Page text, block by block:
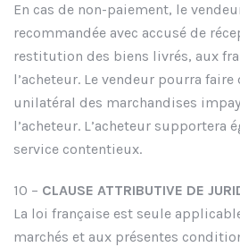
En cas de non-paiement, le
recommandée avec accusé de
restitution des biens livrés, aux
l’acheteur. Le vendeur pourra
unilatéral des marchandises
l’acheteur. L’acheteur supportera
service contentieux.
10 – CLAUSE ATTRIBUTIVE DE
La loi française est seule
marchés et aux présentes